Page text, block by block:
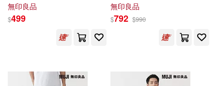
張慰慈(1) 張譽馨(1)
徐彤等（主編）(1)
寶瓶文化(1)
無印良品
$499
無印良品
$792 $990